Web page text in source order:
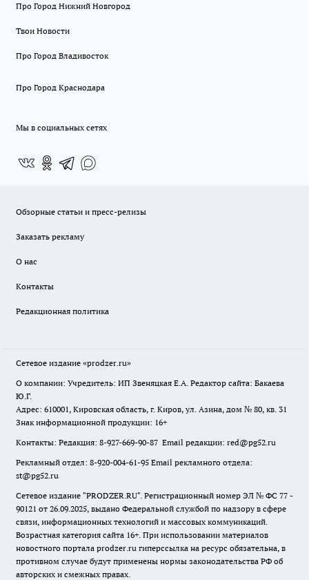
Про Город Нижний Новгород
Твои Новости
Про Город Владивосток
Про Город Краснодара
Мы в социальных сетях
Обзорные статьи и пресс-релизы
Заказать рекламу
О нас
Контакты
Редакционная политика
Сетевое издание «prodzer.ru»
О компании: Учредитель: ИП Звеняцкая Е.А. Редактор сайта: Бакаева
Ю.Г.
Адрес: 610001, Кировская область, г. Киров, ул. Азина, дом № 80, кв. 31
Знак информационной продукции: 16+
Контакты: Редакция: 8-927-669-90-87 Email редакции: red@pg52.ru
Рекламный отдел: 8-920-004-61-95 Email рекламного отдела:
st@pg52.ru
Сетевое издание "PRODZER.RU". Регистрационный номер ЭЛ № ФС 77 -
90121 от 26.09.2025, выдано Федеральной службой по надзору в сфере
связи, информационных технологий и массовых коммуникаций.
Возрастная категория сайта 16+. При использовании материалов
новостного портала prodzer.ru гиперссылка на ресурс обязательна, в
противном случае будут применены нормы законодательства РФ об
авторских и смежных правах.